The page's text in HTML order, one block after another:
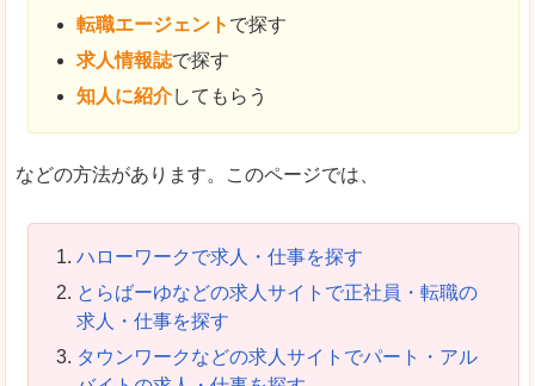
転職エージェント で探す
求人情報誌で探す
知人に紹介してもらう
などの方法があります。このページでは、
ハローワークで求人・仕事を探す
とらばーゆなどの求人サイトで正社員・転職の
求人・仕事を探す
タウンワークなどの求人サイトでパート・アル